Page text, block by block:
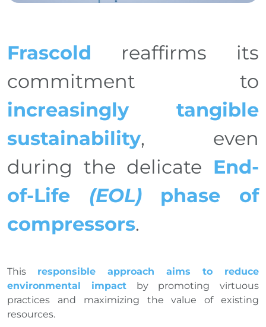
Frascold reaffirms its
commitment to
increasingly tangible
sustainability, even
during the delicate End-
of-Life (EOL)phase of
compressors.
This responsible approach aims to reduce
environmental impactby promoting virtuous
practices and maximizing the value of existing
resources.